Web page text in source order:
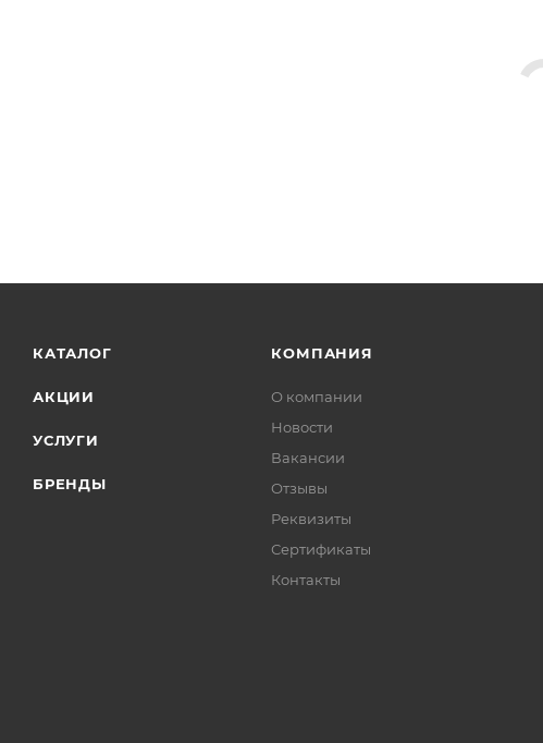
КАТАЛОГ
АКЦИИ
УСЛУГИ
БРЕНДЫ
КОМПАНИЯ
О компании
Новости
Вакансии
Отзывы
Реквизиты
Сертификаты
Контакты